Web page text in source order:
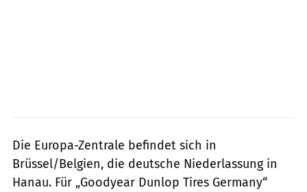
Die Europa-Zentrale befindet sich in
Brüssel/Belgien, die deutsche Niederlassung in
Hanau. Für „Goodyear Dunlop Tires Germany“